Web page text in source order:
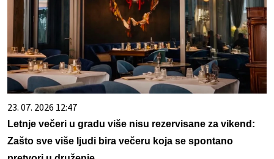
23. 07. 2026 12:47
Letnje večeri u gradu više nisu rezervisane za vikend:
Zašto sve više ljudi bira večeru koja se spontano